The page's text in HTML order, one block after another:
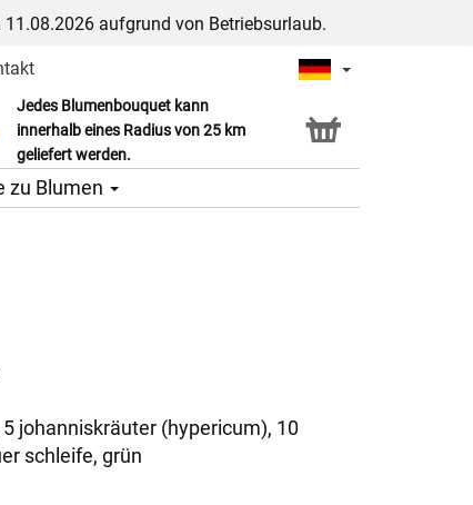
aufgrund von Betriebsurlaub.
Jedes Blumenbouquet kann
innerhalb eines Radius von 25 km
geliefert werden.
Click & Collect Service
zu Blumen
johanniskräuter (hypericum), 10
schleife, grün